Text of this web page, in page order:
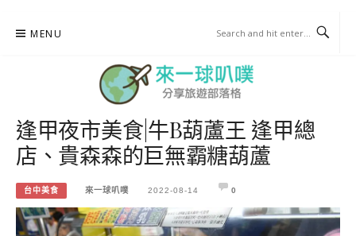
MENU
來一球叭噗
分享日本自助部落格
逢甲夜市美食|牛B葫蘆王 逢甲總
店、貴森森的巨無霸糖葫蘆
台中美食 來一球叭噗 2022-08-14 0